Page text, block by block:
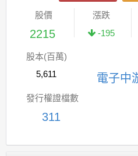
股價
2215
漲跌
-195
股本(百萬)
5,611
電子中
發行權證檔數
311